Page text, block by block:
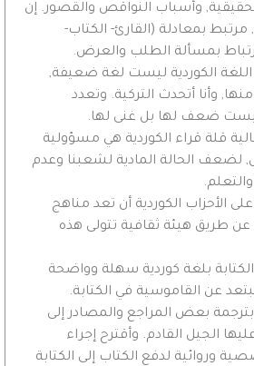
وأسباب النواقص والقصور. إن
بمعادلة (القارئ- الكتاب-
بمسألة الطلب والعرض.
اللغة الكوردية ليست لغة ضعيفة,
وأنا أتحدث التركية. وتعدد
ليست ضعف لها بل غنى لها.
قلة قراء الكوردية هي مسؤولية
لضعف الحالة المادية لشعبنا وعدم
الأحزاب الكوردية أن تعد مناهج
عن طريق هيئة ثقافية تتولى هذه
الكتابة بلغة كوردية سهلة وواضحة
عن القاموسية في الكتابة.
بترجمة بعض المراجع والمصادر إلى
الجيل القادم. وأقترح إجراء
وروائية لدفع الكتاب إلى الكتابة